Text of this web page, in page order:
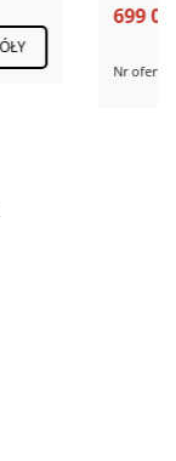
SZCZEGÓŁY